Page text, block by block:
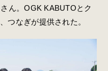
ん。OGK KABUTOとク
つなぎが提供された。